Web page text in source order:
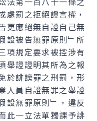
處罰之拒絕證言權，
更應絕無自證自己無
設被告無罪原則﹂所
項規定要求被控涉有
舉證證明其所為之報
於誹謗罪之刑罰，形
人員自證無罪之舉證
設無罪原則﹂，違反
此一立法單獨課予誹